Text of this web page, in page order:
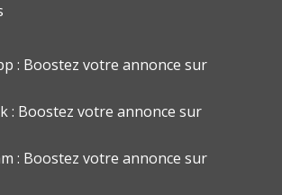
: Boostez votre annonce sur
: Boostez votre annonce sur
: Boostez votre annonce sur